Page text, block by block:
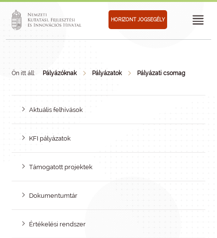
HORIZONT JOGSEGÉLY
Ön itt áll: Pályázóknak Pályázatok Pályázati csomag
Aktuális felhívások
KFI pályázatok
Támogatott projektek
Dokumentumtár
Értékelési rendszer